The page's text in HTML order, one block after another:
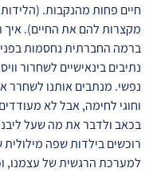
חיים פחות מהנקבות. (הלידות
מקצרות להם את החיים). איך
ברמה החברתית נחסמות
נתיבים בינאישיים לשחרור
נפשי. מנתבים אותנו לשחרר
וחוגי לחימה, אבל לא
בכאב ולדבר את מה שעל
רוכשים בילדות שפה מילולית
למערכת הרגשית של עצמנו,